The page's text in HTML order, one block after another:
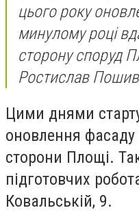
цього року
минулому році
сторону споруд
Ростислав
Цими днями
оновлення фасаду
сторони Площі.
підготовчих
Ковальській, 9.